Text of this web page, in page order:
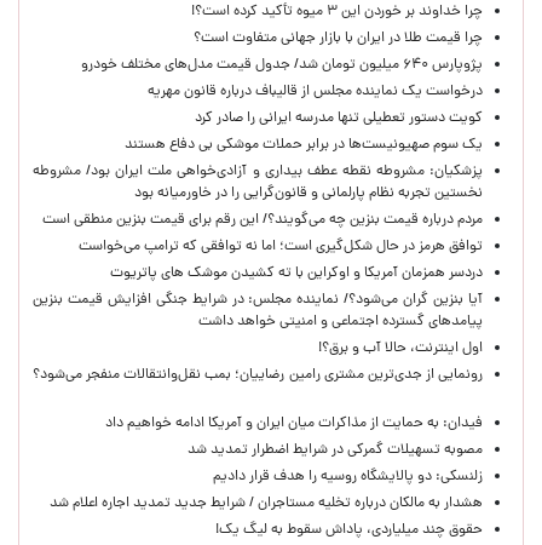
چرا خداوند بر خوردن این ۳ میوه تأکید کرده است؟!
چرا قیمت طلا در ایران با بازار جهانی متفاوت است؟
پژوپارس ۶۴۰ میلیون تومان شد/ جدول قیمت مدل‌های مختلف خودرو
درخواست یک نماینده مجلس از قالیباف درباره قانون مهریه
کویت دستور تعطیلی تنها مدرسه ایرانی را صادر کرد
یک‌ سوم صهیونیست‌ها در برابر حملات موشکی بی دفاع هستند
پزشکیان: مشروطه نقطه عطف بیداری و آزادی‌خواهی ملت ایران بود/ مشروطه
نخستین تجربه نظام پارلمانی و قانون‌گرایی را در خاورمیانه بود
مردم درباره قیمت بنزین چه می‌گویند؟/ این رقم برای قیمت بنزین منطقی است
توافق هرمز در حال شکل‌گیری است؛ اما نه توافقی که ترامپ می‌خواست
دردسر همزمان آمریکا و اوکراین با ته کشیدن موشک های پاتریوت
آیا بنزین گران می‌شود؟/ نماینده مجلس: در شرایط جنگی افزایش قیمت بنزین
پیامدهای گسترده اجتماعی و امنیتی خواهد داشت
اول اینترنت، حالا آب و برق؟!
رونمایی از جدی‌ترین مشتری رامین رضاییان؛ بمب نقل‌وانتقالات منفجر می‌شود؟
فیدان: به حمایت از مذاکرات میان ایران و آمریکا ادامه خواهیم داد
مصوبه تسهیلات گمرکی در شرایط اضطرار تمدید شد
زلنسکی: دو پالایشگاه روسیه را هدف قرار دادیم
هشدار به مالکان درباره تخلیه مستاجران / شرایط جدید تمدید اجاره اعلام شد
حقوق چند میلیاردی، پاداش سقوط به لیگ یک!